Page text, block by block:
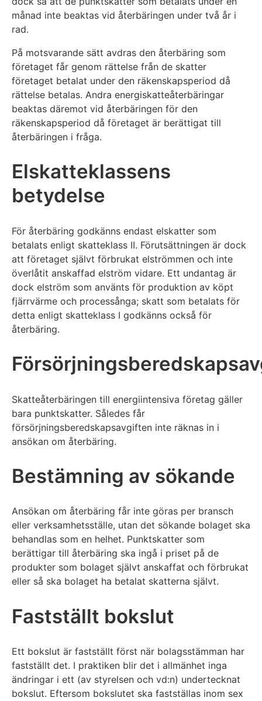
månad inte beaktas vid återbäringen under två år i
rad.
På motsvarande sätt avdras den återbäring som
företaget får genom rättelse från de skatter
företaget betalat under den räkenskapsperiod då
rättelse betalas. Andra energiskatteåterbäringar
beaktas däremot vid återbäringen för den
räkenskapsperiod då företaget är berättigat till
återbäringen i fråga.
Elskatteklassens
betydelse
För återbäring godkänns endast elskatter som
betalats enligt skatteklass II. Förutsättningen är dock
att företaget självt förbrukat elströmmen och inte
överlåtit anskaffad elström vidare. Ett undantag är
dock elström som använts för produktion av köpt
fjärrvärme och processånga; skatt som betalats för
detta enligt skatteklass I godkänns också för
återbäring.
Skatteåterbäringen till energiintensiva företag gäller
bara punktskatter. Således får
försörjningsberedskapsavgiften inte räknas in i
ansökan om återbäring.
Bestämning av sökande
Ansökan om återbäring får inte göras per bransch
eller verksamhetsställe, utan det sökande bolaget ska
behandlas som en helhet. Punktskatter som
berättigar till återbäring ska ingå i priset på de
produkter som bolaget självt anskaffat och förbrukat
eller så ska bolaget ha betalat skatterna självt.
Fastställt bokslut
Ett bokslut är fastställt först när bolagsstämman har
fastställt det. I praktiken blir det i allmänhet inga
ändringar i ett (av styrelsen och vd:n) undertecknat
bokslut. Eftersom bokslutet ska fastställas inom sex